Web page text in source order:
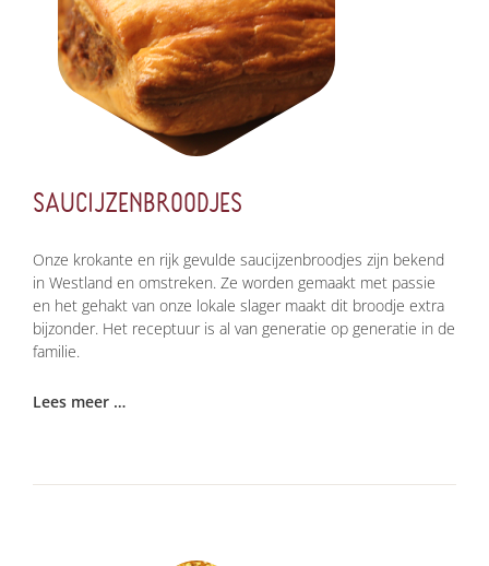
SAUCIJZENBROODJES
Onze krokante en rijk gevulde saucijzenbroodjes zijn bekend
in Westland en omstreken. Ze worden gemaakt met passie
en het gehakt van onze lokale slager maakt dit broodje extra
bijzonder. Het receptuur is al van generatie op generatie in de
familie.
Lees meer …